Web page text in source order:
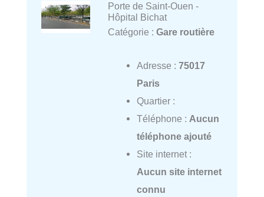
Porte de Saint-Ouen -
Hôpital Bichat
Catégorie : Gare routière
Adresse : 75017
Paris
Quartier :
Téléphone : Aucun
téléphone ajouté
Site internet :
Aucun site internet
connu